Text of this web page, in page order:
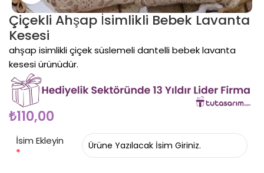
Çiçekli Ahşap İsimlikli Bebek Lavanta
Kesesi
ahşap isimlikli çiçek süslemeli dantelli bebek lavanta
kesesi ürünüdür.
₺110,00
İsim Ekleyin
*